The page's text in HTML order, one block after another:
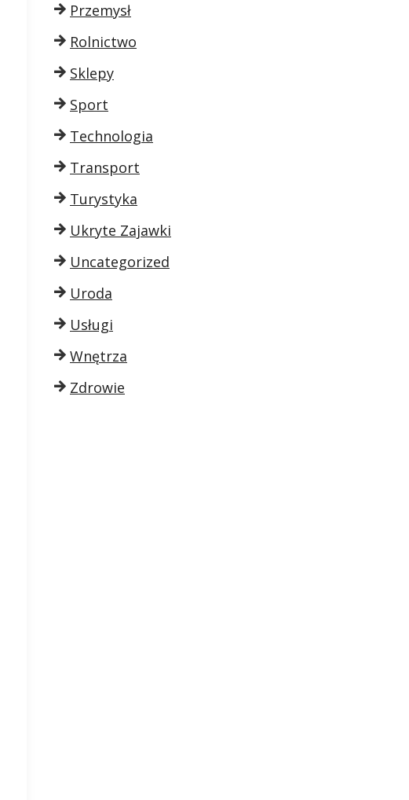
Przemysł
Rolnictwo
Sklepy
Sport
Technologia
Transport
Turystyka
Ukryte Zajawki
Uncategorized
Uroda
Usługi
Wnętrza
Zdrowie